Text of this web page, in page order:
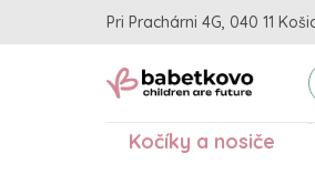
Pri Prachárni 4G, 040 11
Kočíky a nosiče